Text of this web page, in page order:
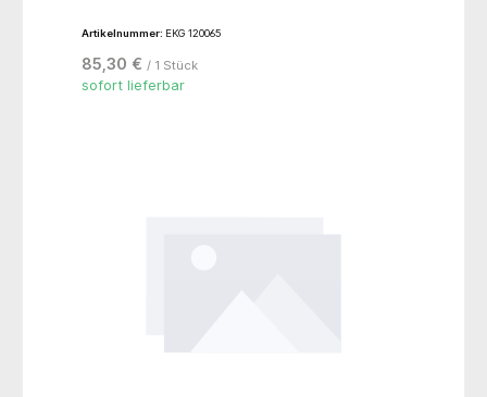
Artikelnummer: EKG 120065
85,30 € / 1 Stück
sofort lieferbar